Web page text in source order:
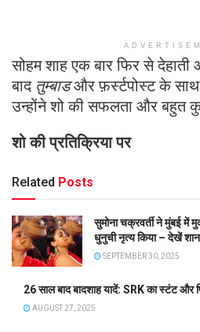
सोहम शाह एक बार फिर से
बाद तुम्बाडऔर फ़र्स्टपोस्ट के साथ
उन्होंने शो की सफलता और बहुत
शो की प्रतिक्रिया पर
Related Posts
सुमोना चक्रवर्ती ने मुंबई में
धुनुची नृत्य किया – देखें
SEPTEMBER 30, 2025
26 साल बाद बादशाह यादें: SRK का स्टंट
AUGUST 27, 2025